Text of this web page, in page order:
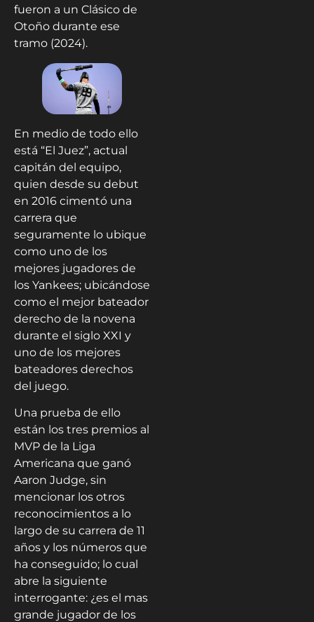
fueron a un Clásico de
Otoño durante ese
tramo (2024).
En medio de todo ello
está “El Juez”, actual
capitán del equipo,
quien desde su debut
en 2016 cimentó una
carrera que
seguramente lo ubique
como uno de los
mejores jugadores de
los Yankees; ubicándose
como el mejor bateador
derecho de la novena
durante el siglo XXI y
uno de los mejores
bateadores derechos
del juego.
Una prueba de ello
están los tres premios al
MVP de la Liga
Americana que ganó
Aaron Judge, sin
mencionar los otros
reconocimientos a lo
largo de su carrera de 11
años y los números que
ha conseguido; lo cual
abre la siguiente
interrogante: ¿es el mas
grande jugador de los